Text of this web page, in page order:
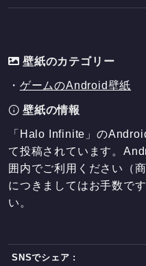
壁紙のカテゴリー
・ ゲームのAndroid壁紙
壁紙の情報
「Halo Infinite」の
て投稿されています。
囲内でご利用ください（
につきましてはお手数で
い。
SNSでシェア :